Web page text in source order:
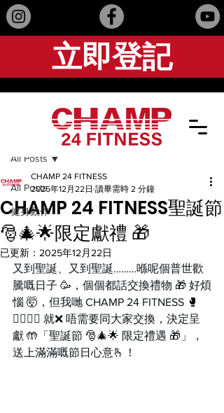
立即登記
All Posts
健身動作
All Posts
CHAMP 24 FITNESS聖誕節
🎅🎄🌟限定獻禮 🎁
CHAMP 24 FITNESS
2025年12月22日 讀畢需時 2 分鐘
已更新： 2025年12月22日
又到聖誕、又到聖誕………喺呢個普世歡
騰嘅日子 🥳，個個都話交換禮物 🎁 好煩
惱 🤯，但我哋 CHAMP 24 FITNESS 🥊
🏋️‍♂️🧘‍♀️ 就❌ 唔需要同大家交換，決定呈
獻 🤲「聖誕節 🎅🎄🌟 限定禮遇 🎁」，
送上滿滿嘅節日心意🫰！